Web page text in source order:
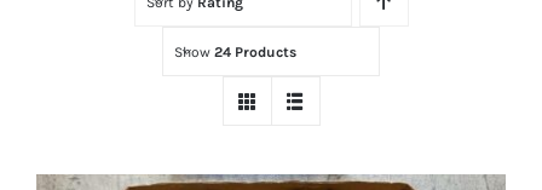
Ubicación
Show 24 Products